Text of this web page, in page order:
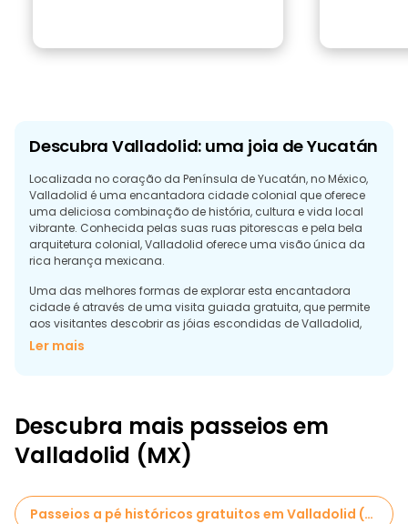
Descubra Valladolid: uma joia de Yucatán
Localizada no coração da Península de Yucatán, no México,
Valladolid é uma encantadora cidade colonial que oferece
uma deliciosa combinação de história, cultura e vida local
vibrante. Conhecida pelas suas ruas pitorescas e pela bela
arquitetura colonial, Valladolid oferece uma visão única da
rica herança mexicana.
Uma das melhores formas de explorar esta encantadora
cidade é através de uma visita guiada gratuita, que permite
aos visitantes descobrir as jóias escondidas de Valladolid,
ao mesmo tempo que se apercebem do seu significado
principal da cidade, a Plaza Principal, é um centro animado
onde os habitantes locais e os visitantes se reúnem para
desfrutar da atmosfera animada.
Ler mais
Descubra mais passeios em
Valladolid (MX)
Passeios a pé históricos gratuitos em Valladolid (MX)